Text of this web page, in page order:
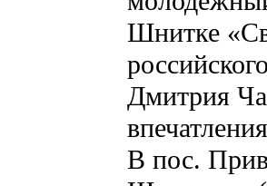
Шнитке
Дмитрия
В пос.